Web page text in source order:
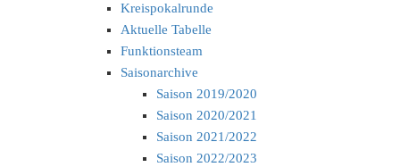
Kreispokalrunde
Aktuelle Tabelle
Funktionsteam
Saisonarchive
Saison 2019/2020
Saison 2020/2021
Saison 2021/2022
Saison 2022/2023